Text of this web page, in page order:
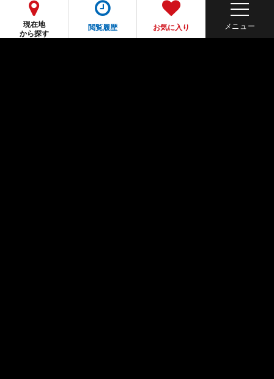
現在地
から探す
閲覧履歴 お気に入り